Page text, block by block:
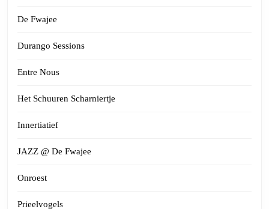
De Fwajee
Durango Sessions
Entre Nous
Het Schuuren Scharniertje
Innertiatief
JAZZ @ De Fwajee
Onroest
Prieelvogels